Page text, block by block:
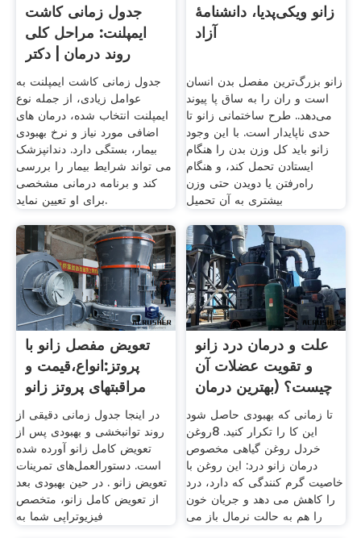
جدول زمانی کاشت
ایمپلنت: مراحل کلی
روند درمان | دکتر
شایان
جدول زمانی کاشت ایمپلنت به
عوامل زیادی، از جمله نوع
ایمپلنت انتخاب شده، درمان های
اضافی مورد نیاز و نرخ بهبودی
بیمار، بستگی دارد. دندانپزشک
می تواند شرایط بیمار را بررسی
کند و برنامه درمانی مشخصی
برای او تعیین نماید.
زانو ویکی‌پدیا، دانشنامهٔ
آزاد
زانو بزرگ‌ترین مفصل بدن انسان
است و ران را به ساق پا پیوند
می‌دهد.. طرح ساختمانی زانو تا
حدی ناپایدار است. با این وجود
زانو باید کل وزن بدن را هنگام
ایستادن تحمل کند، و هنگام
راه‌رفتن یا دویدن حتی وزن
بیشتری به آن تحمیل
تعویض مفصل زانو با
پروتز:انواع،قیمت و
مراقبتهای پروتز زانو
در اینجا جدول زمانی دقیقی از
روند توانبخشی و بهبودی پس از
تعویض کامل زانو آورده شده
است. دستورالعمل‌های تمرینات
تعویض زانو . در حین بهبودی بعد
از تعویض کامل زانو، متخصص
فیزیوتراپی شما به
علت و درمان درد زانو
و تقویت عضلات آن
چیست؟ (بهترین درمان
تا زمانی که بهبودی حاصل شود
این کا را تکرار کنید. 8روغن
خردل روغن گیاهی مخصوص
درمان زانو درد: این روغن با
خاصیت گرم کنندگی که دارد، درد
را کاهش می دهد و جریان خون
را هم به حالت نرمال باز می